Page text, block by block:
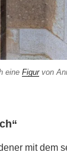
eine Figurvon
mit dem